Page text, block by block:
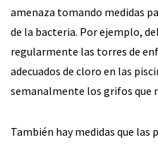
amenaza tomando medidas
de la bacteria. Por ejemplo,
regularmente las torres de
adecuados de cloro en las
semanalmente los grifos que
También hay medidas que las